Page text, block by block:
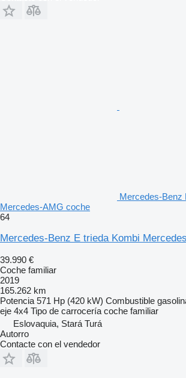
Mercedes-Benz
Mercedes-AMG coche
64
Mercedes-Benz E trieda Kombi
39.990 €
Coche familiar
2019
165.262 km
Potencia 571 Hp (420 kW) Combustible
eje 4x4 Tipo de carrocería coche familiar
Eslovaquia, Stará Turá
Autorro
Contacte con el vendedor